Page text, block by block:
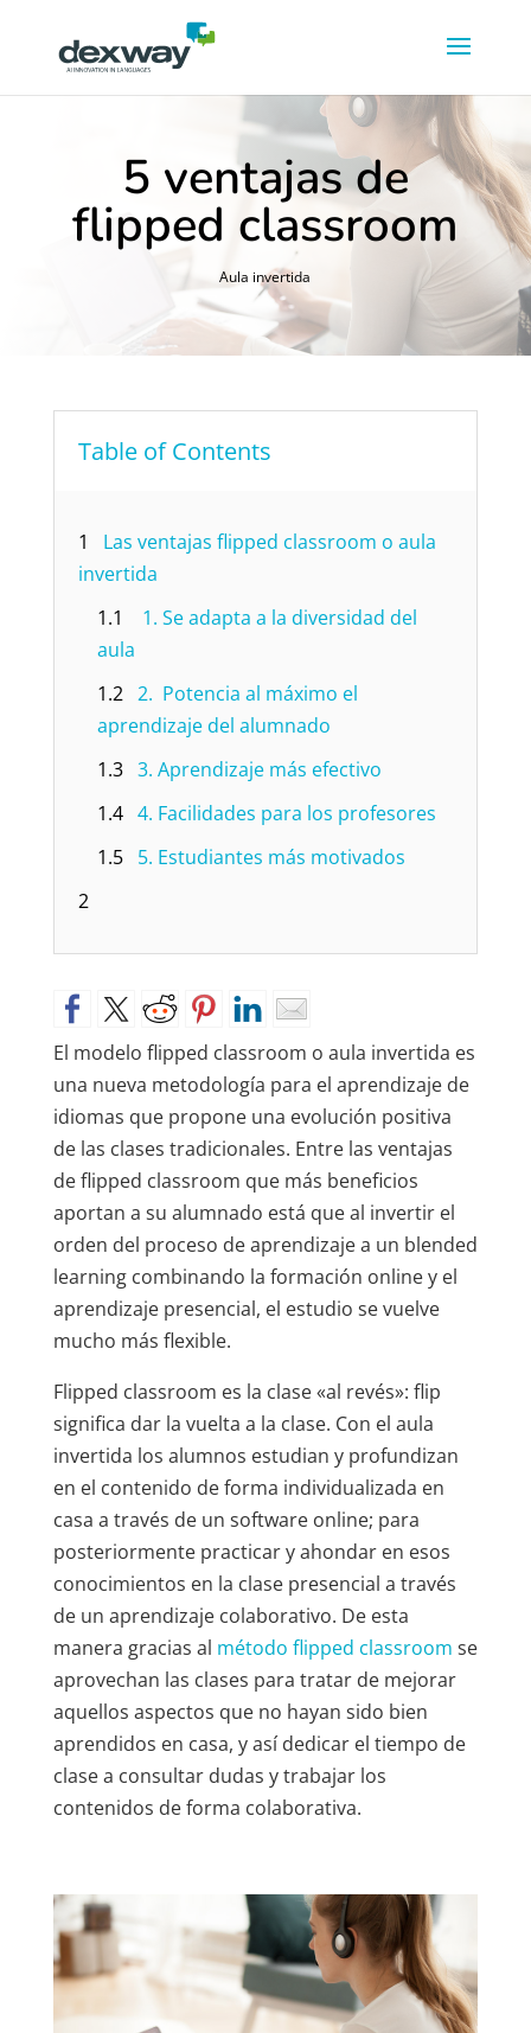
5 ventajas de
flipped classroom
Aula invertida
Table of Contents
1
Las ventajas flipped classroom o aula
invertida
1.1
1. Se adapta a la diversidad del
aula
1.2 2. Potencia al máximo el
aprendizaje del alumnado
1.3 3. Aprendizaje más efectivo
1.4 4. Facilidades para los profesores
1.5
5. Estudiantes más motivados
2
El modelo flipped classroom o aula invertida es
una nueva metodología para el aprendizaje de
idiomas que propone una evolución positiva
de las clases tradicionales. Entre las ventajas
de flipped classroom que más beneficios
aportan a su alumnado está que al invertir el
orden del proceso de aprendizaje a un blended
learning combinando la formación online y el
aprendizaje presencial, el estudio se vuelve
mucho más flexible.
Flipped classroom es la clase «al revés»: flip
significa dar la vuelta a la clase. Con el aula
invertida los alumnos estudian y profundizan
en el contenido de forma individualizada en
casa a través de un software online; para
posteriormente practicar y ahondar en esos
conocimientos en la clase presencial a través
de un aprendizaje colaborativo. De esta
manera gracias al método flipped classroom se
aprovechan las clases para tratar de mejorar
aquellos aspectos que no hayan sido bien
aprendidos en casa, y así dedicar el tiempo de
clase a consultar dudas y trabajar los
contenidos de forma colaborativa.